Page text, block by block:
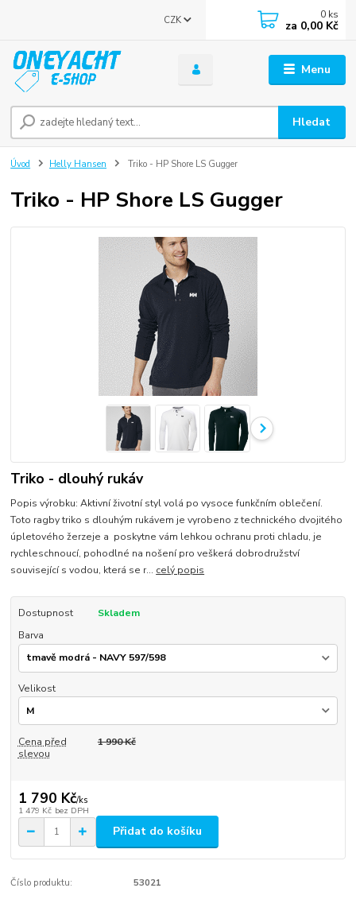
Menu
CZK
Hledat
0 ks
za 0,00 Kč
Úvod Helly Hansen Triko - HP Shore LS Gugger
Triko - HP Shore LS Gugger
Triko - dlouhý rukáv
Popis výrobku: Aktivní životní styl volá po vysoce funkčním oblečení.
Toto ragby triko s dlouhým rukávem je vyrobeno z technického dvojitého
úpletového žerzeje a poskytne vám lehkou ochranu proti chladu, je
rychleschnoucí, pohodlné na nošení pro veškerá dobrodružství
související s vodou, která se r... celý popis
Dostupnost
Skladem
Barva
Velikost
Cena před
slevou
1 990 Kč
1 790 Kč/ks
1 479 Kč bez DPH
Přidat do košíku
Číslo produktu: 53021